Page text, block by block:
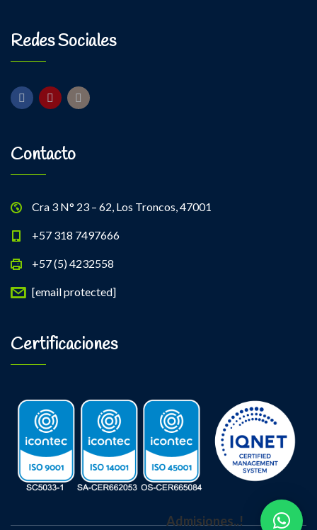
Redes Sociales
Contacto
Cra 3 N° 23 – 62, Los Troncos, 47001
+57 318 7497666
+57 (5) 4232558
[email protected]
Certificaciones
Admisiones..!